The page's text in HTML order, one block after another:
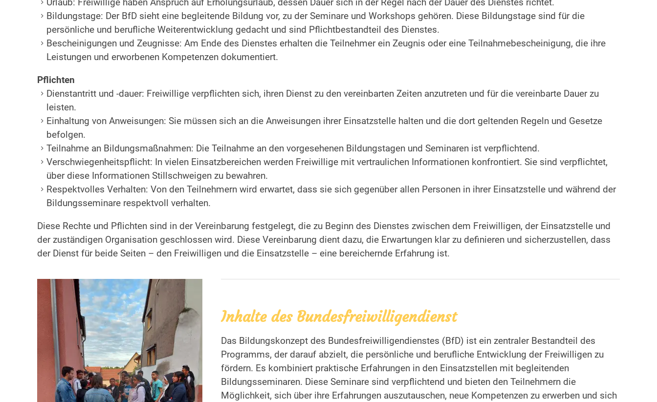
Urlaub: Freiwillige haben Anspruch auf Erholungsurlaub, dessen Dauer sich in der Regel nach der Dauer des Dienstes richtet.
Bildungstage: Der BfD sieht eine begleitende Bildung vor, zu der Seminare und Workshops gehören. Diese Bildungstage sind für die
persönliche und berufliche Weiterentwicklung gedacht und sind Pflichtbestandteil des Dienstes.
Bescheinigungen und Zeugnisse: Am Ende des Dienstes erhalten die Teilnehmer ein Zeugnis oder eine Teilnahmebescheinigung, die ihre
Leistungen und erworbenen Kompetenzen dokumentiert.
Pflichten
Dienstantritt und -dauer: Freiwillige verpflichten sich, ihren Dienst zu den vereinbarten Zeiten anzutreten und für die vereinbarte Dauer zu
leisten.
Einhaltung von Anweisungen: Sie müssen sich an die Anweisungen ihrer Einsatzstelle halten und die dort geltenden Regeln und Gesetze
befolgen.
Teilnahme an Bildungsmaßnahmen: Die Teilnahme an den vorgesehenen Bildungstagen und Seminaren ist verpflichtend.
Verschwiegenheitspflicht: In vielen Einsatzbereichen werden Freiwillige mit vertraulichen Informationen konfrontiert. Sie sind verpflichtet,
über diese Informationen Stillschweigen zu bewahren.
Respektvolles Verhalten: Von den Teilnehmern wird erwartet, dass sie sich gegenüber allen Personen in ihrer Einsatzstelle und während der
Bildungsseminare respektvoll verhalten.
Diese Rechte und Pflichten sind in der Vereinbarung festgelegt, die zu Beginn des Dienstes zwischen dem Freiwilligen, der Einsatzstelle und
der zuständigen Organisation geschlossen wird. Diese Vereinbarung dient dazu, die Erwartungen klar zu definieren und sicherzustellen, dass
der Dienst für beide Seiten – den Freiwilligen und die Einsatzstelle – eine bereichernde Erfahrung ist.
Inhalte des Bundesfreiwilligendienst
Das Bildungskonzept des Bundesfreiwilligendienstes (BfD) ist ein zentraler Bestandteil des
Programms, der darauf abzielt, die persönliche und berufliche Entwicklung der Freiwilligen zu
fördern. Es kombiniert praktische Erfahrungen in den Einsatzstellen mit begleitenden
Bildungsseminaren. Diese Seminare sind verpflichtend und bieten den Teilnehmern die
Möglichkeit, sich über ihre Erfahrungen auszutauschen, neue Kompetenzen zu erwerben und sich